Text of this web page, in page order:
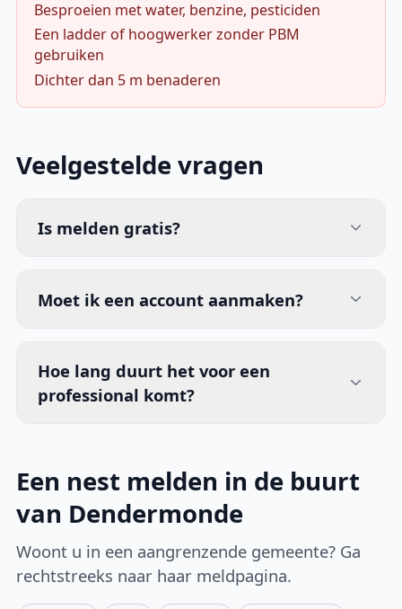
Besproeien met water, benzine, pesticiden
Een ladder of hoogwerker zonder PBM
gebruiken
Dichter dan 5 m benaderen
Veelgestelde vragen
Is melden gratis?
Moet ik een account aanmaken?
Hoe lang duurt het voor een
professional komt?
Een nest melden in de buurt
van Dendermonde
Woont u in een aangrenzende gemeente? Ga
rechtstreeks naar haar meldpagina.